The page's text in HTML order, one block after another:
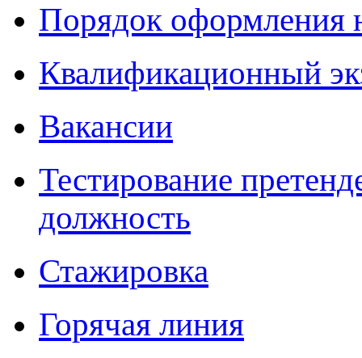
Порядок оформления
Квалификационный
Вакансии
Тестирование
должность
Стажировка
Горячая линия